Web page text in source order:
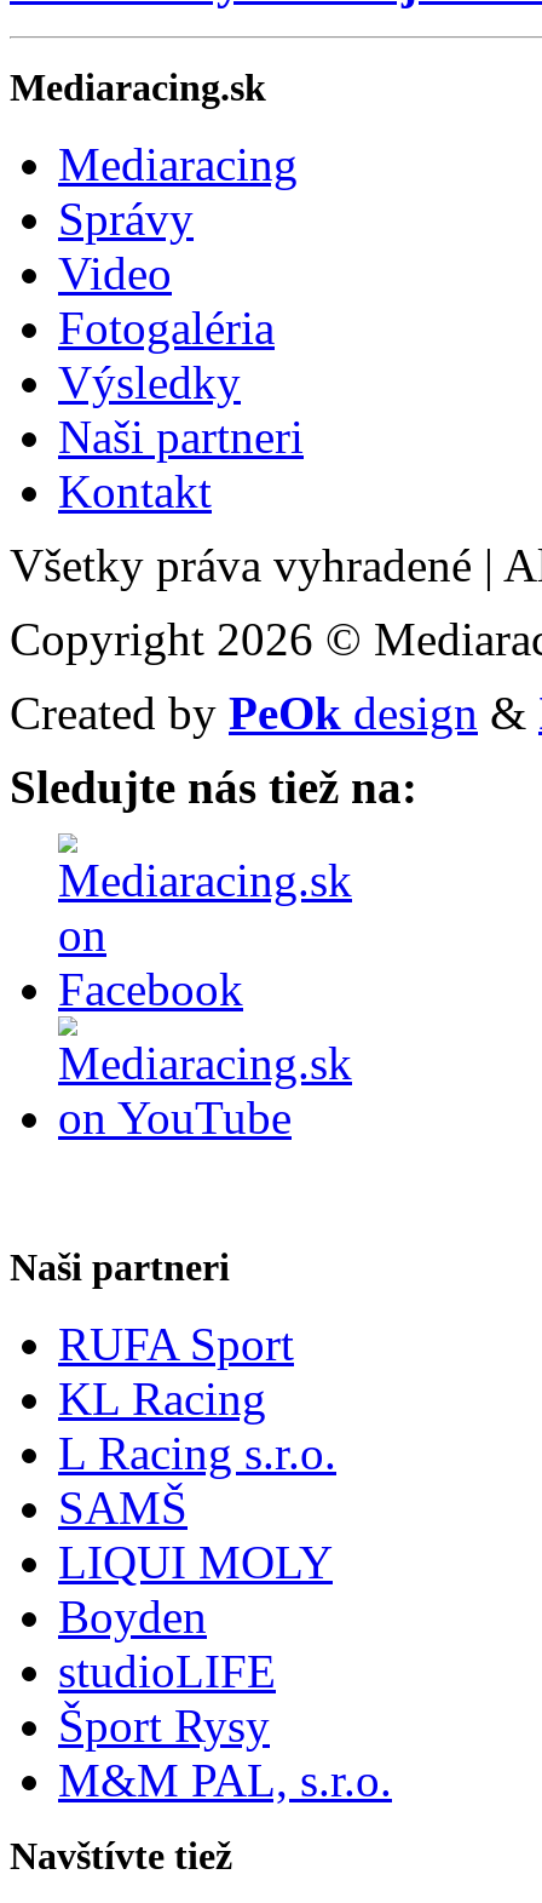
Mediaracing.sk
Mediaracing
Správy
Video
Fotogaléria
Výsledky
Naši partneri
Kontakt
Všetky práva vyhradené |
Copyright 2026 ©
Created by PeOk design &
Sledujte nás tiež na:
Naši partneri
RUFA Sport
KL Racing
L Racing s.r.o.
SAMŠ
LIQUI MOLY
Boyden
studioLIFE
Šport Rysy
M&M PAL, s.r.o.
Navštívte tiež